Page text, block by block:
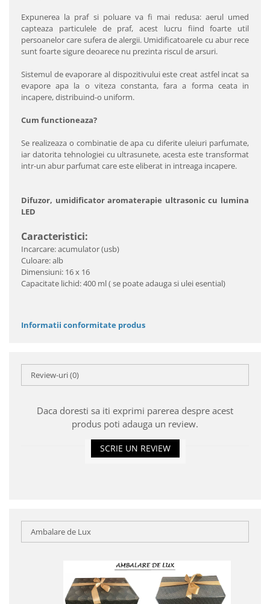
Expunerea la praf si poluare va fi mai redusa: aerul umed
capteaza particulele de praf, acest lucru fiind foarte util
persoanelor care sufera de alergii. Umidificatoarele cu abur rece
sunt foarte sigure deoarece nu prezinta riscul de arsuri.
Sistemul de evaporare al dispozitivului este creat astfel incat sa
evapore apa la o viteza constanta, fara a forma ceata in
incapere, distribuind-o uniform.
Cum functioneaza?
Se realizeaza o combinatie de apa cu diferite uleiuri parfumate,
iar datorita tehnologiei cu ultrasunete, acesta este transformat
intr-un abur parfumat care este eliberat in intreaga incapere.
Difuzor, umidificator aromaterapie ultrasonic cu lumina
LED
Caracteristici:
Incarcare: acumulator (usb)
Culoare: alb
Dimensiuni: 16 x 16
Capacitate lichid: 400 ml ( se poate adauga si ulei esential)
Informatii conformitate produs
Review-uri(0)
Daca doresti sa iti exprimi parerea despre acest
produs poti adauga un review.
SCRIE UN REVIEW
Ambalare de Lux